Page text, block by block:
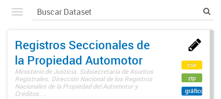
Registros Seccionales de
la Propiedad Automotor
Ministerio de Justicia. Subsecretaría de Asuntos
Registrales. Dirección Nacional de los Registros
Nacionales de la Propiedad del Automotor y
Créditos ...
csv
zip
gráfico